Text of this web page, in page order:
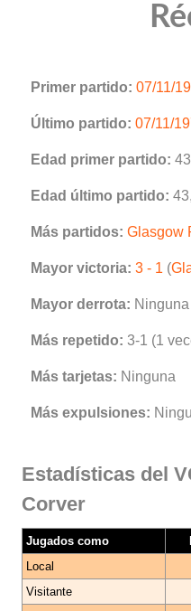
Primer partido: 07/11/
Último partido: 07/11/
Edad primer partido:
Edad último partido:
Más partidos: Glasgow
Mayor victoria: 3 - 1 (
Mayor derrota: Ninguna
Más repetido: 3-1 (1
Más tarjetas: Ninguna
Más expulsiones:
Estadísticas del
Corver
Jugados como
Local
Visitante